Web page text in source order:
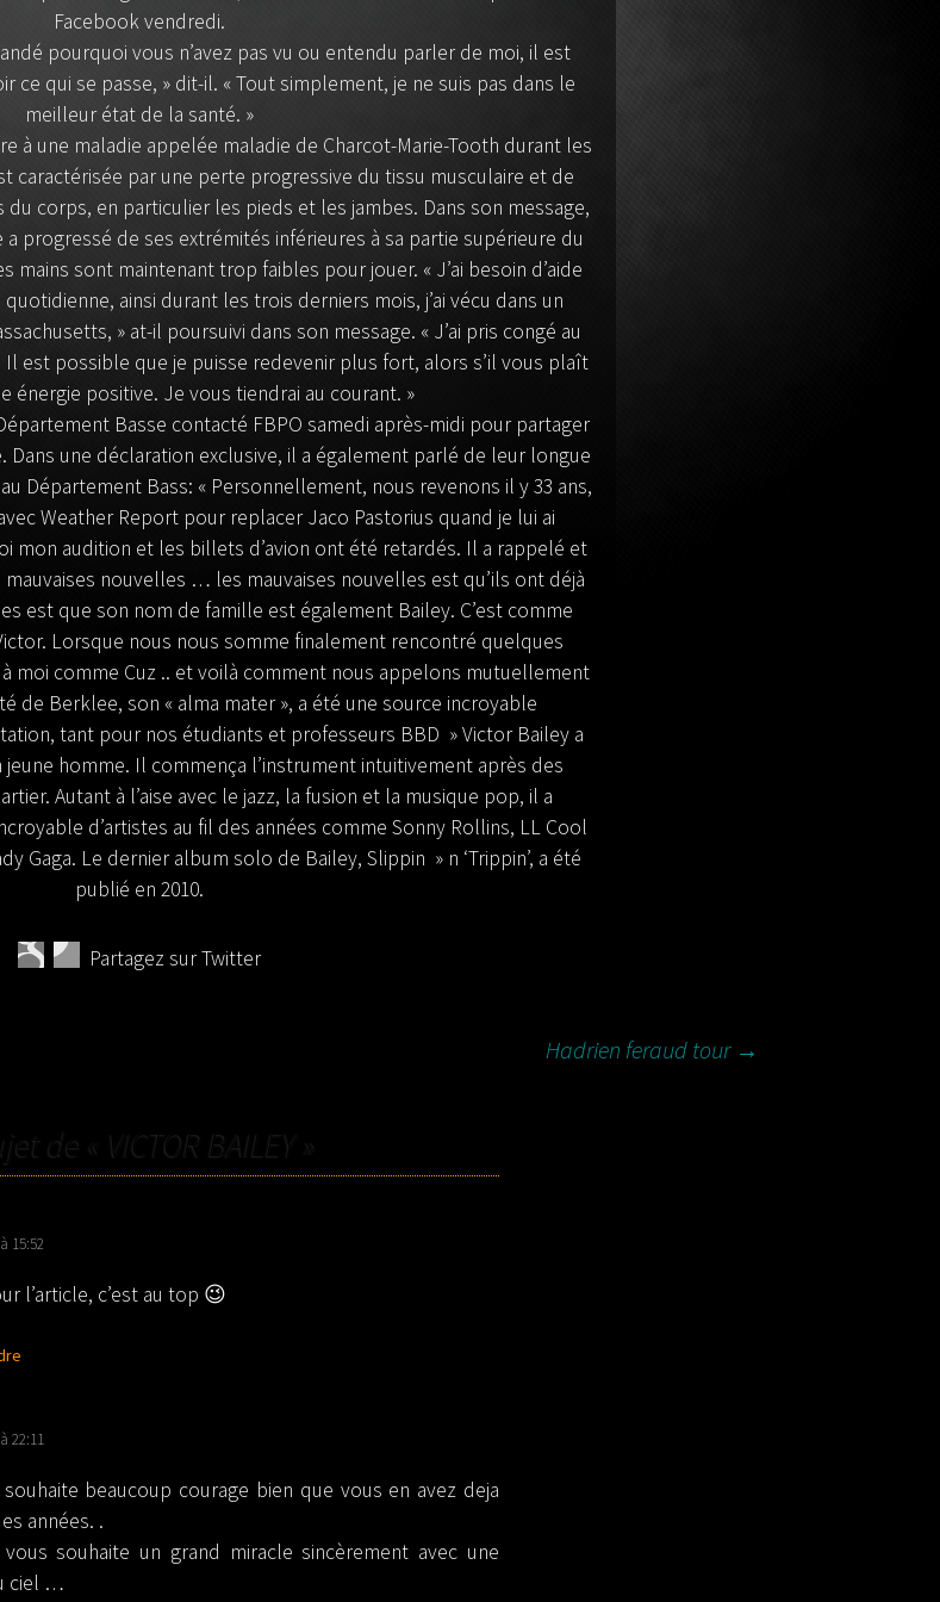
Facebook vendredi.
pourquoi vous n’avez pas vu ou entendu parler de moi, il est
ce qui se passe, » dit-il. « Tout simplement, je ne suis pas dans le
meilleur état de la santé. »
à une maladie appelée maladie de Charcot-Marie-Tooth durant les
caractérisée par une perte progressive du tissu musculaire et de
corps, en particulier les pieds et les jambes. Dans son message,
progressé de ses extrémités inférieures à sa partie supérieure du
mains sont maintenant trop faibles pour jouer. « J’ai besoin d’aide
ainsi durant les trois derniers mois, j’ai vécu dans un
» at-il poursuivi dans son message. « J’ai pris congé au
est possible que je puisse redevenir plus fort, alors s’il vous plaît
énergie positive. Je vous tiendrai au courant. »
Basse contacté FBPO samedi après-midi pour partager
une déclaration exclusive, il a également parlé de leur longue
Département Bass: « Personnellement, nous revenons il y 33 ans,
Weather Report pour replacer Jaco Pastorius quand je lui ai
mon audition et les billets d’avion ont été retardés. Il a rappelé et
nouvelles … les mauvaises nouvelles est qu’ils ont déjà
est que son nom de famille est également Bailey. C’est comme
Lorsque nous nous somme finalement rencontré quelques
moi comme Cuz .. et voilà comment nous appelons mutuellement
de Berklee, son « alma mater », a été une source incroyable
tant pour nos étudiants et professeurs BBD »Victor Bailey a
jeune homme. Il commença l’instrument intuitivement après des
Autant à l’aise avec le jazz, la fusion et la musique pop, il a
d’artistes au fil des années comme Sonny Rollins, LL Cool
Gaga. Le dernier album solo de Bailey, Slippin » n ‘Trippin’, a été
publié en 2010.
Partagez sur Twitter
Hadrien feraud tour →
de « VICTOR BAILEY
15:52
l’article, c’est au top 😉
22:11
beaucoup courage bien que vous en avez deja
années. .
souhaite un grand miracle sincèrement avec une
ciel …